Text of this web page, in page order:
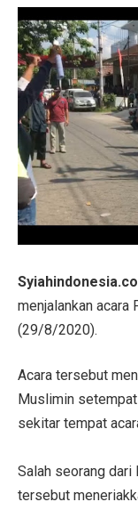
menjalankan acara
(29/8/2020).
Acara tersebut
Muslimin
sekitar tempat
Salah seorang dari
tersebut